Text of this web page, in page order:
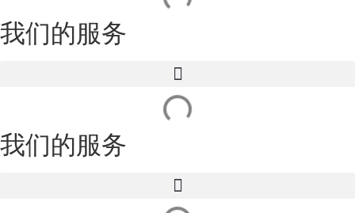
我们的服务
我们的服务